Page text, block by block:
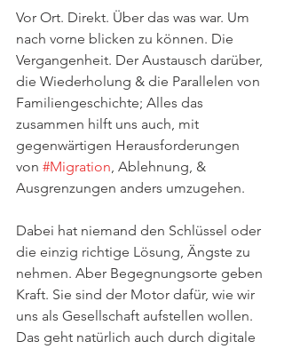
Vor Ort. Direkt. Über das was war. Um
nach vorne blicken zu können. Die
Vergangenheit. Der Austausch darüber,
die Wiederholung & die Parallelen von
Familiengeschichte; Alles das
zusammen hilft uns auch, mit
gegenwärtigen Herausforderungen
von #Migration, Ablehnung, &
Ausgrenzungen anders umzugehen.
Dabei hat niemand den Schlüssel oder
die einzig richtige Lösung, Ängste zu
nehmen. Aber Begegnungsorte geben
Kraft. Sie sind der Motor dafür, wie wir
uns als Gesellschaft aufstellen wollen.
Das geht natürlich auch durch digitale